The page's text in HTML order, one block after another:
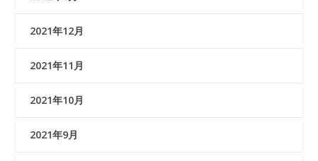
2021年12月
2021年11月
2021年10月
2021年9月